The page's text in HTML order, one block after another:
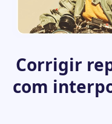
Corrigir
com